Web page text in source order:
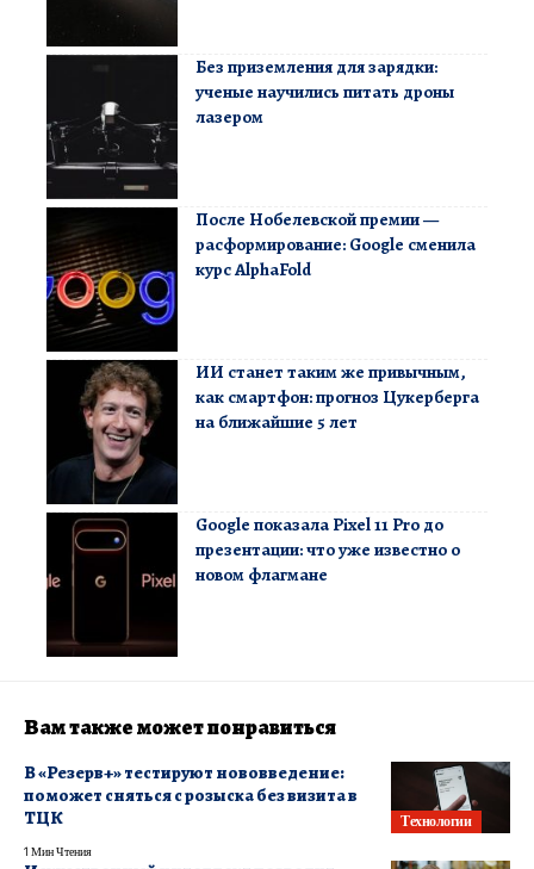
Без приземления для зарядки:
ученые научились питать дроны
лазером
После Нобелевской премии —
расформирование: Google сменила
курс AlphaFold
ИИ станет таким же привычным,
как смартфон: прогноз Цукерберга
на ближайшие 5 лет
Google показала Pixel 11 Pro до
презентации: что уже известно о
новом флагмане
Вам также может понравиться
Технологии
В «Резерв+» тестируют нововведение:
поможет сняться с розыска без визита в
ТЦК
1 Мин Чтения